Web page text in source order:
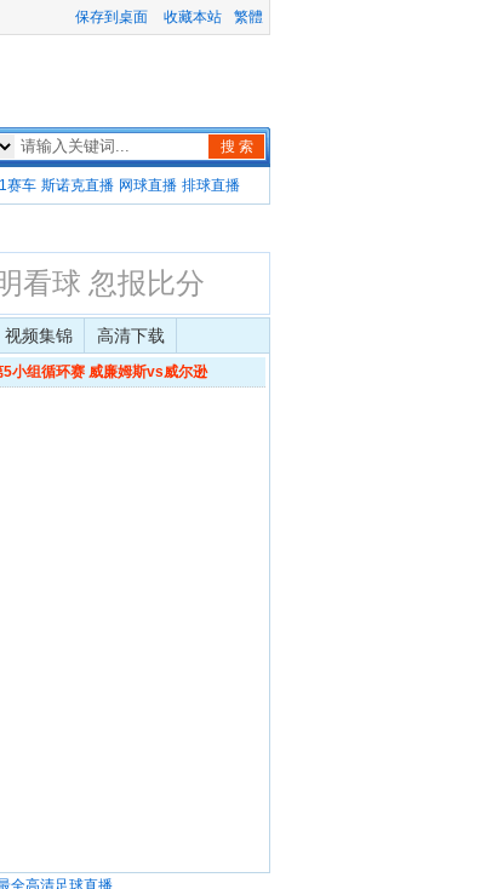
保存到桌面 收藏本站 繁體
搜 索
赛车 斯诺克直播 网球直播 排球直播
看球 忽报比分
视频集锦 高清下载
5小组循环赛 威廉姆斯vs威尔逊